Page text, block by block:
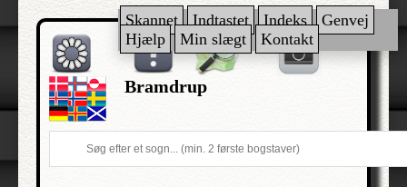
Skannet Indtastet Indeks
Genvej
Hjælp
Min slægt Kontakt
Bramdrup